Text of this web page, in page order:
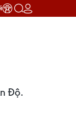
Độ.